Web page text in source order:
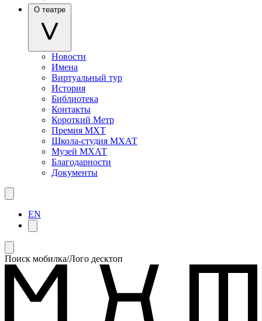
О театре
Новости
Имена
Виртуальный тур
История
Библиотека
Контакты
Короткий Метр
Премия МХТ
Школа-студия МХАТ
Музей МХАТ
Благодарности
Документы
EN
Поиск мобилка/Лого десктоп